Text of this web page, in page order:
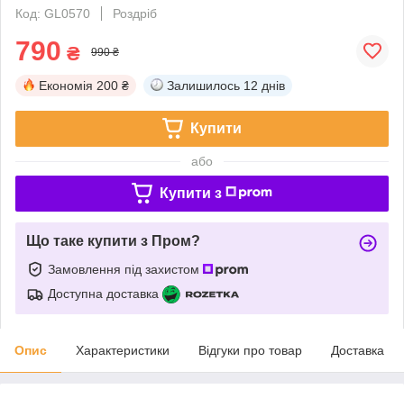
Код: GL0570
Роздріб
790 ₴ 990 ₴
Економія 200 ₴ Залишилось 12 днів
Купити
або
Купити з
Що таке купити з Пром?
Замовлення під захистом
Доступна доставка
Опис Характеристики Відгуки про товар Доставка